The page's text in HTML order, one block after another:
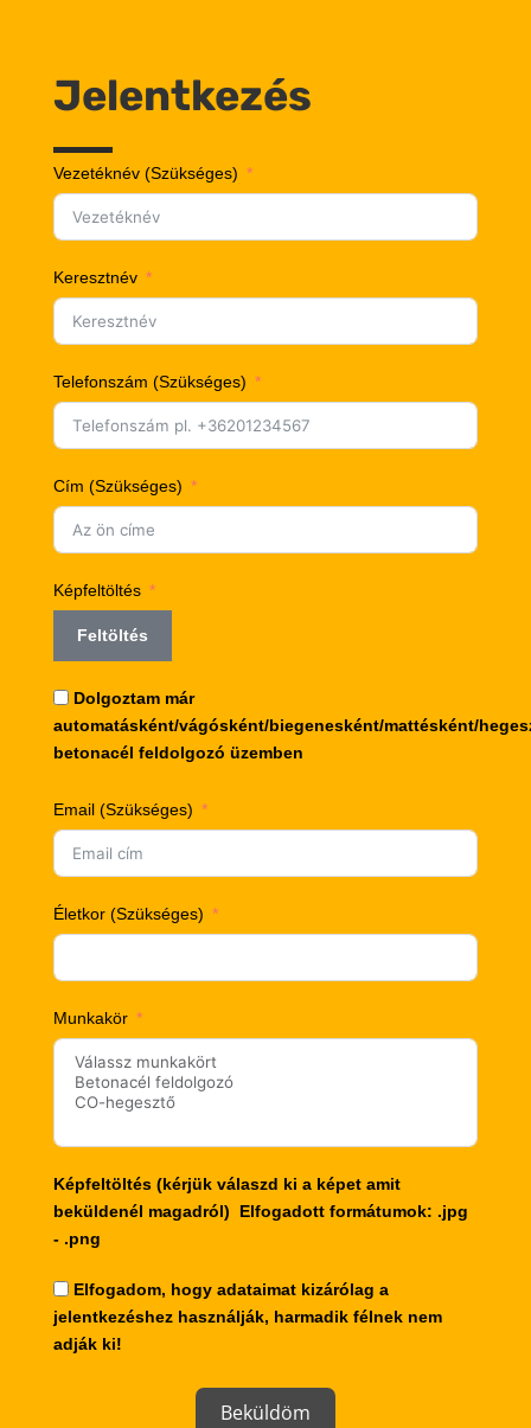
Jelentkezés
Vezetéknév (Szükséges)
Keresztnév
Telefonszám (Szükséges)
Cím (Szükséges)
Képfeltöltés
Feltöltés
Dolgoztam már
automatásként/vágósként/biegenesként/mattésként/
betonacél feldolgozó üzemben
Email (Szükséges)
Életkor (Szükséges)
Munkakör
Képfeltöltés (kérjük válaszd ki a képet amit
beküldenél magadról) Elfogadott formátumok: .jpg
- .png
Elfogadom, hogy adataimat kizárólag a
jelentkezéshez használják, harmadik félnek nem
adják ki!
Beküldöm